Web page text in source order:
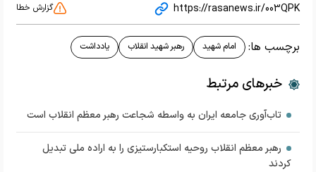
https://rasanews.ir/003QPK گزارش خطا
برچسب ها: امام شهید رهبر شهید انقلاب یادداشت
خبرهای مرتبط
تاب‌آوری جامعه ایران به واسطه شجاعت رهبر معظم انقلاب است
رهبر معظم انقلاب روحیه استکبارستیزی را به اراده ملی تبدیل
کردند